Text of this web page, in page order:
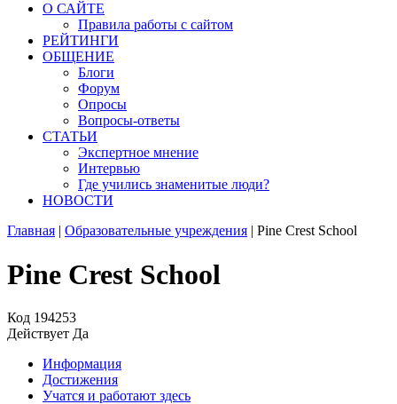
О САЙТЕ
Правила работы с сайтом
РЕЙТИНГИ
ОБЩЕНИЕ
Блоги
Форум
Опросы
Вопросы-ответы
СТАТЬИ
Экспертное мнение
Интервью
Где учились знаменитые люди?
НОВОСТИ
Главная | Образовательные учреждения | Pine Crest School
Pine Crest School
Код 194253
Действует Да
Информация
Достижения
Учатся и работают здесь